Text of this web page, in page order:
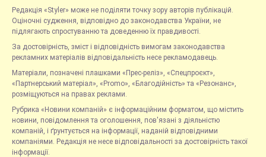
Редакція «Styler» може не поділяти точку зору авторів публікацій.
Оціночні судження, відповідно до законодавства України, не
підлягають спростуванню та доведенню їх правдивості.
За достовірність, зміст і відповідність вимогам законодавства
рекламних матеріалів відповідальність несе рекламодавець.
Матеріали, позначені плашками «Прес-реліз», «Спецпроєкт»,
«Партнерський матеріал», «Promo», «Благодійність» та «Резонанс»,
розміщуються на правах реклами.
Рубрика «Новини компаній» є інформаційним форматом, що містить
новини, повідомлення та оголошення, пов'язані з діяльністю
компаній, і ґрунтується на інформації, наданій відповідними
компаніями. Редакція не несе відповідальності за достовірність такої
інформації.